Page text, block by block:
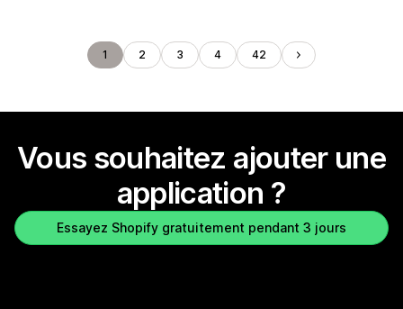
1 2 3 4 42
Vous souhaitez ajouter une
application ?
Essayez Shopify gratuitement pendant 3 jours